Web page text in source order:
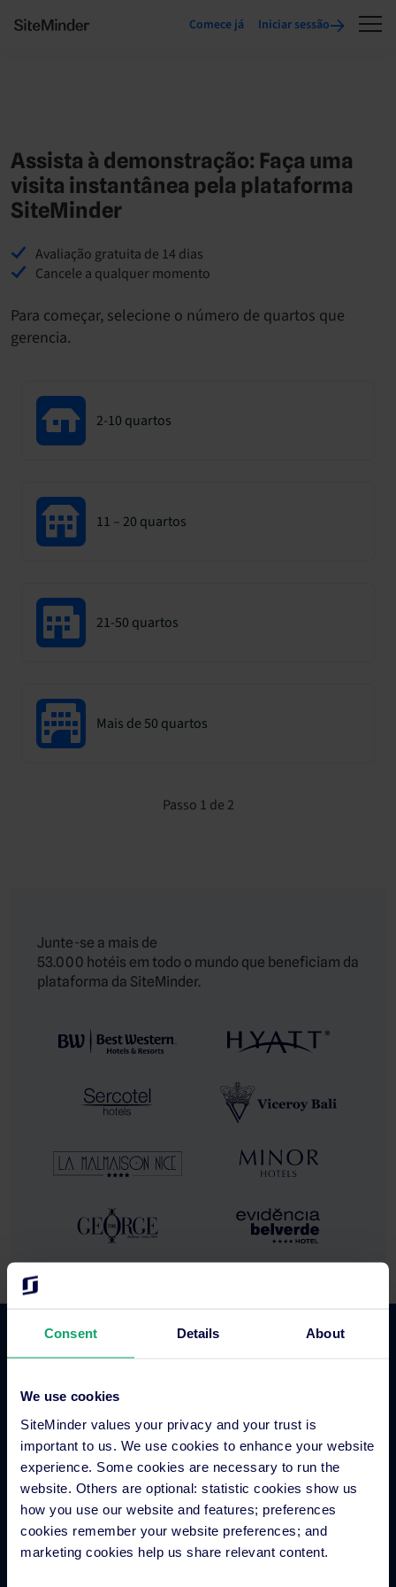
Consent Details About
We use cookies
SiteMinder values your privacy and your trust is
important to us. We use cookies to enhance your website
experience. Some cookies are necessary to run the
website. Others are optional: statistic cookies show us
how you use our website and features; preferences
cookies remember your website preferences; and
marketing cookies help us share relevant content.
Comece já Iniciar sessão
Assista à demonstração: Faça uma
visita instantânea pela plataforma
SiteMinder
Avaliação gratuita de 14 dias
Cancele a qualquer momento
Para começar, selecione o número de quartos que
gerencia.
2-10 quartos
11 – 20 quartos
21-50 quartos
Mais de 50 quartos
Passo 1 de 2
Junte-se a mais de
53.000 hotéis em todo o mundo que beneficiam da
plataforma da SiteMinder.
Sistema de reservas hoteleiras
Inteligência empresarial hoteleira
Metapesquisa para hotéis
Processamento de pagamentos hoteleiros
Fidelização dos hóspedes
Grupos hoteleiros